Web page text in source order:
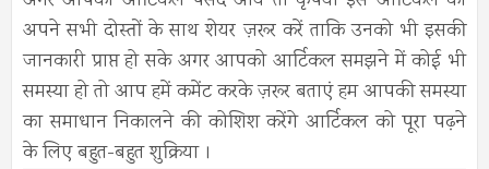
अपने सभी दोस्तों के साथ शेयर ज़रूर करें ताकि उनको भी इसकी
जानकारी प्राप्त हो सके अगर आपको आर्टिकल समझने में कोई भी
समस्या हो तो आप हमें कमेंट करके ज़रूर बताएं हम आपकी समस्या
का समाधान निकालने की कोशिश करेंगे आर्टिकल को पूरा पढ़ने
के लिए बहुत-बहुत शुक्रिया ।